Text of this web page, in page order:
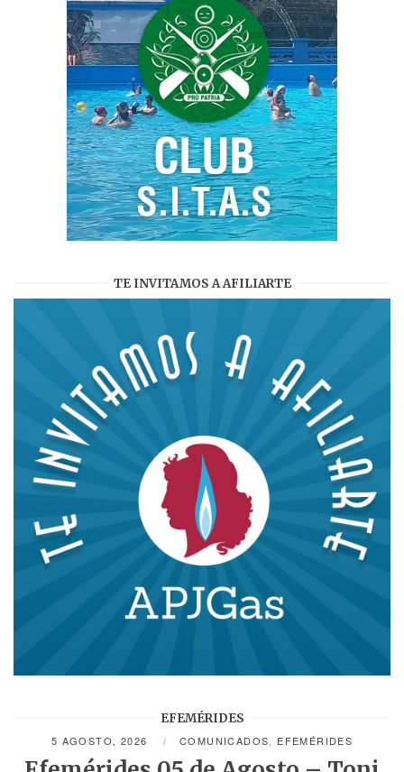
TE INVITAMOS A AFILIARTE
EFEMÉRIDES
5 AGOSTO, 2026 COMUNICADOS EFEMÉRIDES